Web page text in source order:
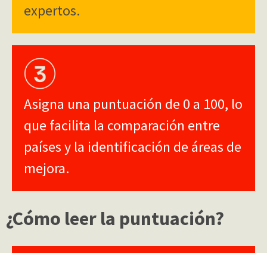
expertos.
Asigna una puntuación de 0 a 100, lo
que facilita la comparación entre
países y la identificación de áreas de
mejora.
¿Cómo leer la puntuación?